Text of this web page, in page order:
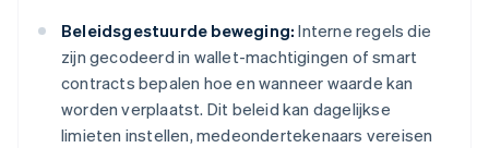
Beleidsgestuurde beweging: Interne regels die
zijn gecodeerd in wallet-machtigingen of smart
contracts bepalen hoe en wanneer waarde kan
worden verplaatst. Dit beleid kan dagelijkse
limieten instellen, medeondertekenaars vereisen